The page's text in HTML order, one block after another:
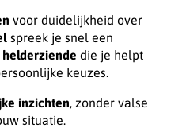
voor duidelijkheid over
spreek je snel een
die je helpt
keuzes.
inzichten, zonder valse
situatie.